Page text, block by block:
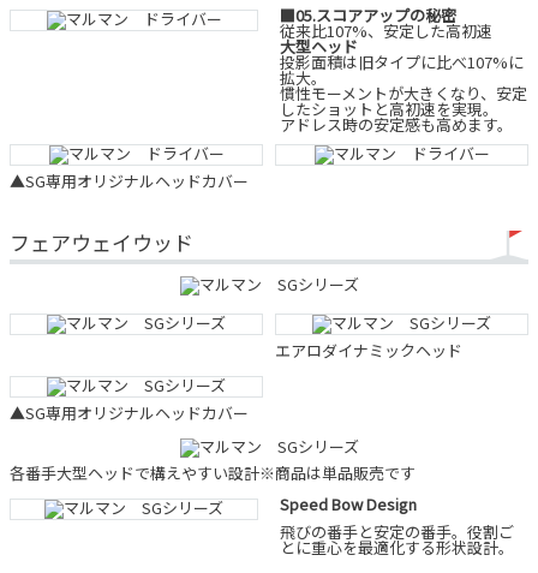
■05.スコアアップの秘密
従来比107%、安定した高初速
大型ヘッド
投影面積は旧タイプに比べ107%に
拡大。
慣性モーメントが大きくなり、安定
したショットと高初速を実現。
アドレス時の安定感も高めます。
▲SG専用オリジナルヘッドカバー
フェアウェイウッド
エアロダイナミックヘッド
▲SG専用オリジナルヘッドカバー
各番手大型ヘッドで構えやすい設計※商品は単品販売です
Speed Bow Design
飛びの番手と安定の番手。役割ご
とに重心を最適化する形状設計。